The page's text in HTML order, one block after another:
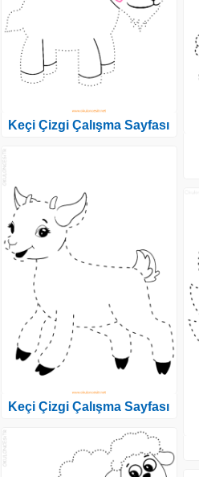
Keçi Çizgi Çalışma Sayfası
Keçi Çizgi Çalışma Sayfası